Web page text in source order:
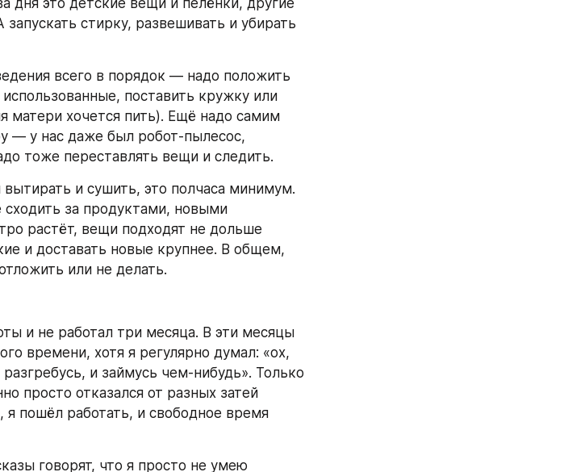
дня это детские вещи и пелёнки, другие
стирку, развешивать и убирать
всего в порядок — надо положить
поставить кружку или
матери хочется пить). Ещё надо самим
— у нас даже был робот-пылесос,
тоже переставлять вещи и следить.
и сушить, это полчаса минимум.
сходить за продуктами, новыми
растёт, вещи подходят не дольше
и доставать новые крупнее. В общем,
или не делать.
и не работал три месяца. В эти месяцы
времени, хотя я регулярно думал: «ох,
и займусь чем-нибудь». Только
просто отказался от разных затей
я пошёл работать, и свободное время
говорят, что я просто не умею